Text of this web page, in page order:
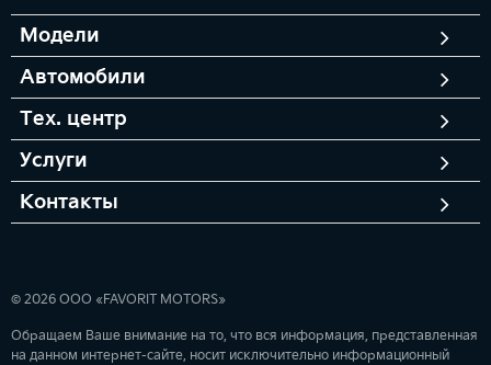
Модели
Автомобили
Тех. центр
Услуги
Контакты
© 2026 ООО «FAVORIT MOTORS»
Обращаем Ваше внимание на то, что вся информация, представленная
на данном интернет-сайте, носит исключительно информационный